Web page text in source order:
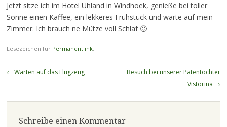
Jetzt sitze ich im Hotel Uhland in Windhoek, genieße bei toller
Sonne einen Kaffee, ein lekkeres Frühstück und warte auf mein
Zimmer. Ich brauch ne Mütze voll Schlaf 🙂
Lesezeichen für Permanentlink.
Beitragsnavigation
← Warten auf das Flugzeug
Besuch bei unserer Patentochter
Vistorina →
Schreibe einen Kommentar